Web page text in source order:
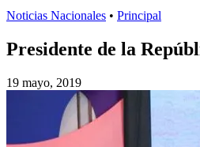
Noticias Nacionales • Principal
Presidente de la
19 mayo, 2019